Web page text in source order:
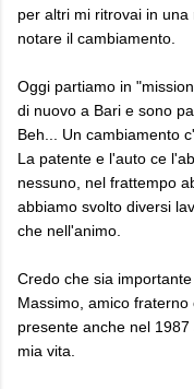
per altri mi ritrovai in
notare il cambiamento.
Oggi partiamo in
di nuovo a Bari e sono
Beh... Un cambiamento
La patente e l'auto ce
nessuno, nel frattempo
abbiamo svolto diversi
che nell'animo.
Credo che sia
Massimo, amico fraterno
presente anche nel
mia vita.